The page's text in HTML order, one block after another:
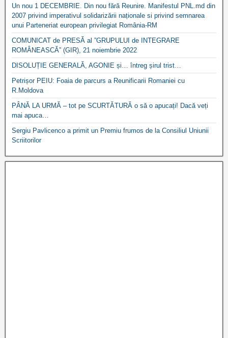
Un nou 1 DECEMBRIE. Din nou fără Reunire. Manifestul PNL.md din
2007 privind imperativul solidarizării naționale si privind semnarea
unui Parteneriat european privilegiat România-RM
COMUNICAT de PRESĂ al ”GRUPULUI de INTEGRARE
ROMÂNEASCĂ” (GIR), 21 noiembrie 2022
DISOLUȚIE GENERALĂ, AGONIE și… întreg șirul trist…
Petrișor PEIU: Foaia de parcurs a Reunificarii Romaniei cu
R.Moldova
PÂNĂ LA URMĂ – tot pe SCURTĂTURĂ o să o apucați! Dacă veți
mai apuca…
Sergiu Pavlicenco a primit un Premiu frumos de la Consiliul Uniunii
Scriitorilor